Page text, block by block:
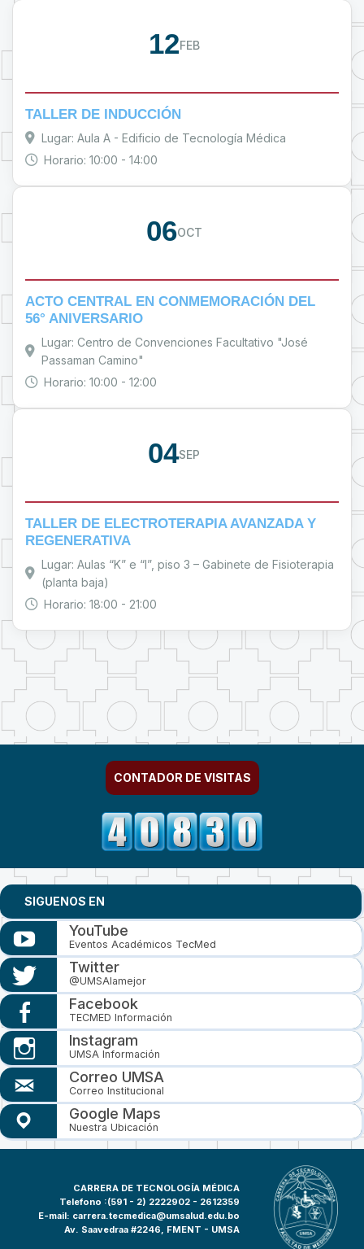
12FEB
TALLER DE INDUCCIÓN
Lugar: Aula A - Edificio de Tecnología Médica
Horario: 10:00 - 14:00
06OCT
ACTO CENTRAL EN CONMEMORACIÓN DEL
56° ANIVERSARIO
Lugar: Centro de Convenciones Facultativo "José
Passaman Camino"
Horario: 10:00 - 12:00
04SEP
TALLER DE ELECTROTERAPIA AVANZADA Y
REGENERATIVA
Lugar: Aulas “K” e “I”, piso 3 – Gabinete de Fisioterapia
(planta baja)
Horario: 18:00 - 21:00
CONTADOR DE VISITAS
SIGUENOS EN
YouTube
Eventos Académicos TecMed
Twitter
@UMSAlamejor
Facebook
TECMED Información
Instagram
UMSA Información
Correo UMSA
Correo Institucional
Google Maps
Nuestra Ubicación
CARRERA DE TECNOLOGÍA MÉDICA
Telefono :(591 - 2) 2222902 - 2612359
E-mail: carrera.tecmedica@umsalud.edu.bo
Av. Saavedraa #2246, FMENT - UMSA